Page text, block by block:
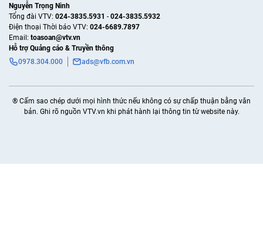
Nguyễn Trọng Ninh
Tổng đài VTV: 024-3835.5931 - 024-3835.5932
Ðiện thoại Thời báo VTV: 024-6689.7897
Email: toasoan@vtv.vn
Hỗ trợ Quảng cáo & Truyền thông
0978.304.000
ads@vfb.com.vn
® Cấm sao chép dưới mọi hình thức nếu không có sự chấp thuận bằng văn
bản. Ghi rõ nguồn VTV.vn khi phát hành lại thông tin từ website này.